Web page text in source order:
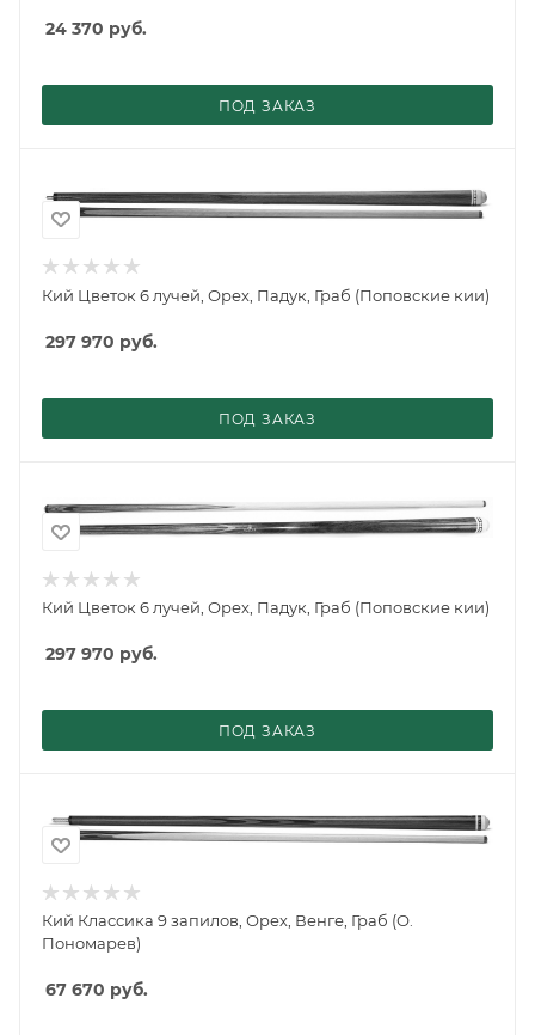
24 370 руб.
ПОД ЗАКАЗ
Кий Цветок 6 лучей, Орех, Падук, Граб (Поповские кии)
297 970 руб.
ПОД ЗАКАЗ
Кий Цветок 6 лучей, Орех, Падук, Граб (Поповские кии)
297 970 руб.
ПОД ЗАКАЗ
Кий Классика 9 запилов, Орех, Венге, Граб (О.
Пономарев)
67 670 руб.